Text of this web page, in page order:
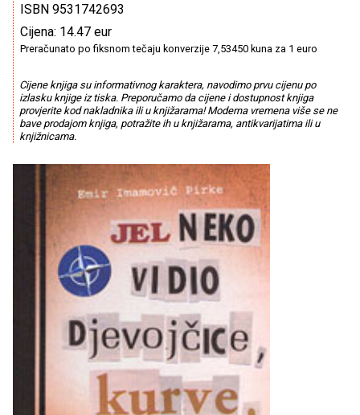
ISBN 9531742693
Cijena: 14.47 eur
Preračunato po fiksnom tečaju konverzije 7,53450 kuna za 1 euro
Cijene knjiga su informativnog karaktera, navodimo prvu cijenu po
izlasku knjige iz tiska. Preporučamo da cijene i dostupnost knjiga
provjerite kod nakladnika ili u knjižarama! Moderna vremena više se ne
bave prodajom knjiga, potražite ih u knjižarama, antikvarijatima ili u
knjižnicama.